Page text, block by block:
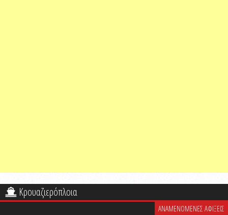
Κρουαζιερόπλοια
ΑΝΑΜΕΝΟΜΕΝΕΣ ΑΦΙΞΕΙΣ